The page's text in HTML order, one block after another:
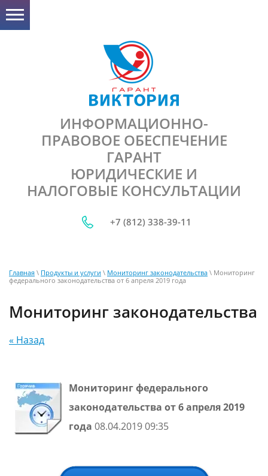
ИНФОРМАЦИОННО-
ПРАВОВОЕ ОБЕСПЕЧЕНИЕ
ГАРАНТ
ЮРИДИЧЕСКИЕ И
НАЛОГОВЫЕ КОНСУЛЬТАЦИИ
+7 (812) 338-39-11
Главная \ Продукты и услуги \ Мониторинг законодательства \ Мониторинг
федерального законодательства от 6 апреля 2019 года
Мониторинг законодательства
« Назад
Мониторинг федерального
законодательства от 6 апреля 2019
года 08.04.2019 09:35